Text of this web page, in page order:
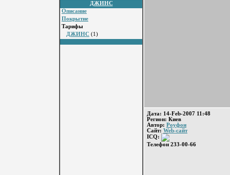
ДЖИНС
Описание
Покрытие
Тарифы
ДЖИНС (1)
Дата: 14-Feb-2007 11:48
Регион: Киев
Автор: Роуфон
Сайт: Web-сайт
ICQ:
Телефон 233-00-66